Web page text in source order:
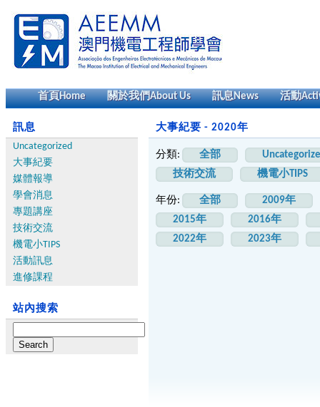
首頁Home 關於我們About Us 訊息News 活動
訊息
Uncategorized
大事紀要
媒體報導
學會消息
專題講座
技術交流
機電小TIPS
活動訊息
進修課程
站內搜索
for:
大事紀要 - 2020年
分類: 全部
技術交流
機電小TIPS
年份: 全部
2009年
2015年
2016年
2022年
2023年